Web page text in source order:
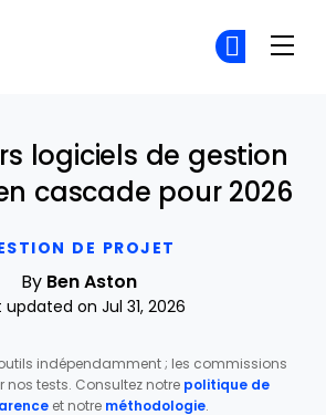
DE PROJET
logiciels de gestion
cascade pour 2026
By Ben Aston
updated on Jul 31, 2026
indépendamment ; les commissions
tests. Consultez notre politique de
et notre méthodologie.